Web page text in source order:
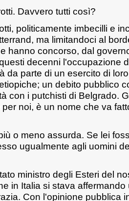
Davvero tutti così?
politicamente imbecilli e
ma limitandoci al
hanno concorso, dal
decenni l'occupazione
da parte di un esercito di
un debito pubblico
con i putchisti di Belgrado.
noi, è un nome che va
o meno assurda. Se lei
ugualmente agli uomini
ministro degli Esteri del
in Italia si stava
Con l'opinione pubblica